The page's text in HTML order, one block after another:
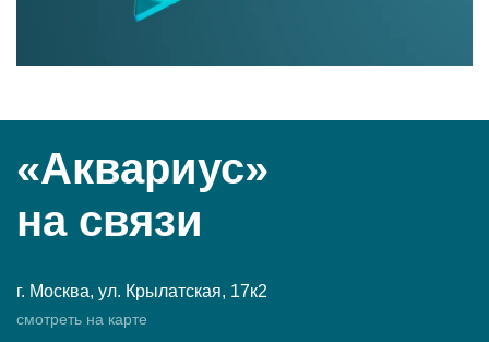
«Аквариус»
на связи
г. Москва, ул. Крылатская, 17к2
смотреть на карте